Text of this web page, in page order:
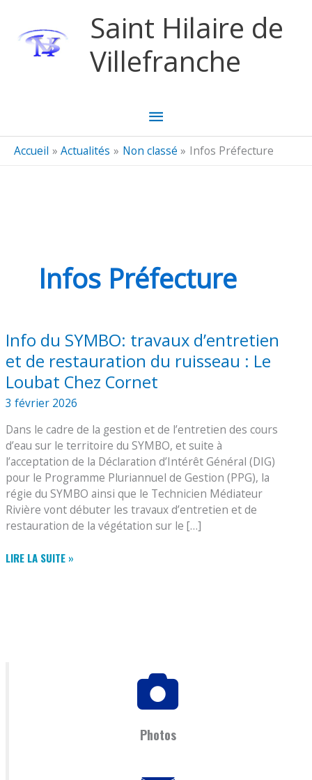
Saint Hilaire de
Villefranche
Menu
principal
Accueil Actualités Non classé Infos Préfecture
Infos Préfecture
Info du SYMBO: travaux d’entretien
et de restauration du ruisseau : Le
Loubat Chez Cornet
3 février 2026
Dans le cadre de la gestion et de l’entretien des cours
d’eau sur le territoire du SYMBO, et suite à
l’acceptation de la Déclaration d’Intérêt Général (DIG)
pour le Programme Pluriannuel de Gestion (PPG), la
régie du SYMBO ainsi que le Technicien Médiateur
Rivière vont débuter les travaux d’entretien et de
restauration de la végétation sur le […]
INFO
LIRE LA SUITE »
Photos